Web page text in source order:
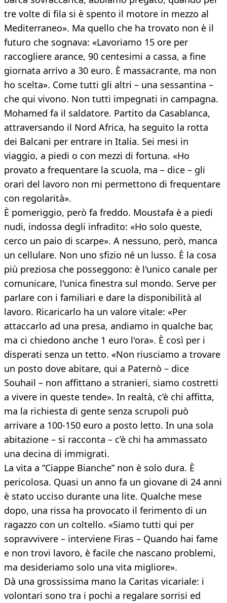
tre volte di fila si è spento il motore in mezzo al
Mediterraneo». Ma quello che ha trovato non è il
futuro che sognava: «Lavoriamo 15 ore per
raccogliere arance, 90 centesimi a cassa, a fine
giornata arrivo a 30 euro. È massacrante, ma non
ho scelta». Come tutti gli altri – una sessantina –
che qui vivono. Non tutti impegnati in campagna.
Mohamed fa il saldatore. Partito da Casablanca,
attraversando il Nord Africa, ha seguito la rotta
dei Balcani per entrare in Italia. Sei mesi in
viaggio, a piedi o con mezzi di fortuna. «Ho
provato a frequentare la scuola, ma – dice – gli
orari del lavoro non mi permettono di frequentare
con regolarità».
È pomeriggio, però fa freddo. Moustafa è a piedi
nudi, indossa degli infradito: «Ho solo queste,
cerco un paio di scarpe». A nessuno, però, manca
un cellulare. Non uno sfizio né un lusso. È la cosa
più preziosa che posseggono: è l'unico canale per
comunicare, l'unica finestra sul mondo. Serve per
parlare con i familiari e dare la disponibilità al
lavoro. Ricaricarlo ha un valore vitale: «Per
attaccarlo ad una presa, andiamo in qualche bar,
ma ci chiedono anche 1 euro l'ora». È così per i
disperati senza un tetto. «Non riusciamo a trovare
un posto dove abitare, qui a Paternò – dice
Souhail – non affittano a stranieri, siamo costretti
a vivere in queste tende». In realtà, c’è chi affitta,
ma la richiesta di gente senza scrupoli può
arrivare a 100-150 euro a posto letto. In una sola
abitazione – si racconta – c’è chi ha ammassato
una decina di immigrati.
La vita a “Ciappe Bianche” non è solo dura. È
pericolosa. Quasi un anno fa un giovane di 24 anni
è stato ucciso durante una lite. Qualche mese
dopo, una rissa ha provocato il ferimento di un
ragazzo con un coltello. «Siamo tutti qui per
sopravvivere – interviene Firas – Quando hai fame
e non trovi lavoro, è facile che nascano problemi,
ma desideriamo solo una vita migliore».
Dà una grossissima mano la Caritas vicariale: i
volontari sono tra i pochi a regalare sorrisi ed